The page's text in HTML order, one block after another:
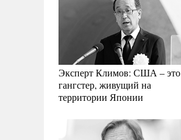
Эксперт Климов: США – это
гангстер, живущий на
территории Японии